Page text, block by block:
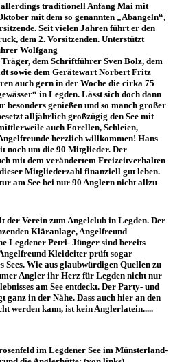
traditionell Anfang Mai mit
mit dem so genannten „Abangeln“,
Seit vielen Jahren führt er den
dem 2. Vorsitzenden. Unterstützt
Wolfgang
dem Schriftführer Sven Bolz, dem
sowie dem Gerätewart Norbert Fritz
auch gern in der Woche die cirka 75
in Legden. Lässt sich doch dann
besonders genießen und so manch großer
alljährlich großzügig den See mit
auch Forellen, Schleien,
herzlich willkommen! Hans
noch um die 90 Mitglieder. Der
mit dem verändertem Freizeitverhalten
Mitgliederzahl finanziell gut leben.
am See bei nur 90 Anglern nicht allzu
der Verein zum Angelclub in Legden. Der
Kläranlage, Angelfreund
Legdener Petri- Jünger sind bereits
Kleideiter prüft sogar
Wie aus glaubwürdigen Quellen zu
Angler ihr Herz für Legden nicht nur
am See entdeckt. Der Party- und
in der Nähe. Dass auch hier an den
werden kann, ist kein Anglerlatein.....
im Legdener See im Münsterland-